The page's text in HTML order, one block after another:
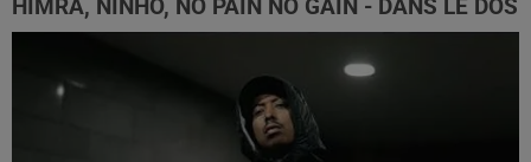
HIMRA, NINHO, NO PAIN NO GAIN - DANS LE DOS